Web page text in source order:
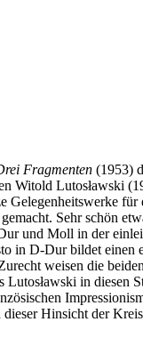
Fragmenten (1953)
Witold Lutosławski
Gelegenheitswerke
Sehr schön
und Moll in der
in D-Dur bildet einen
weisen die
Lutosławski in diesen
dieser Hinsicht der